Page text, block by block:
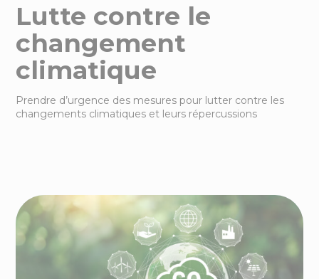
Lutte contre le
changement
climatique
Prendre d’urgence des mesures pour lutter contre les
changements climatiques et leurs répercussions